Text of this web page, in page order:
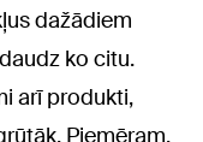
dažādiem
ko citu.
arī produkti,
Piemēram,